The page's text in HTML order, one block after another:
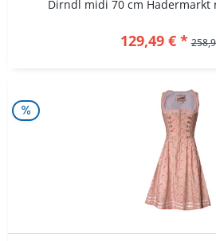
Dirndl midi 70 cm Hadermarkt
129,49 € *